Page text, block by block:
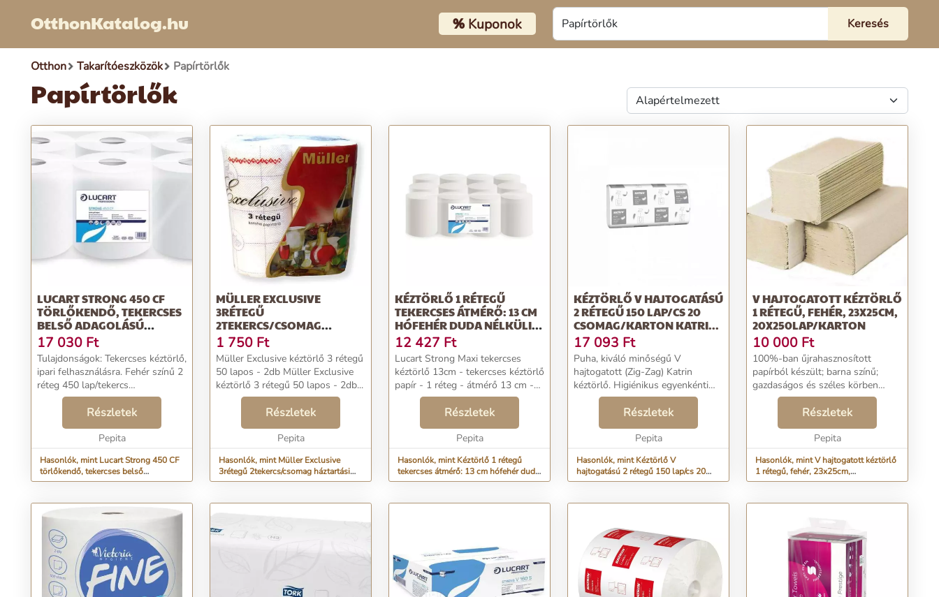
OtthonKatalog.hu %Kuponok
Otthon Takarítóeszközök Papírtörlők
Papírtörlők
LUCART STRONG 450 CF
TÖRLŐKENDŐ, TEKERCSES
BELSŐ ADAGOLÁSÚ
OPTIMU...
17 030 Ft
Tulajdonságok: Tekercses kéztörlő,
ipari felhasználásra. Fehér színű 2
réteg 450 lap/tekercs
Tekercsátmérő: 18,5 cm Lapméret:
20,4x30 cm Tekercshossz: 135 m
6 tekercs/csomag „A korábbi
BokkPaper új m...
Részletek
Pepita
Hasonlók, mint Lucart Strong 450 CF
törlőkendő, tekercses belső
adagolású optimu...
MÜLLER EXCLUSIVE
3RÉTEGŰ
2TEKERCS/CSOMAG
HÁZTARTÁSI PAPÍRTÖRLŐ
1 750 Ft
Müller Exclusive kéztörlő 3 rétegű
50 lapos - 2db Müller Exclusive
kéztörlő 3 rétegű 50 lapos - 2db...
Részletek
Pepita
Hasonlók, mint Müller Exclusive
3rétegű 2tekercs/csomag háztartási
papírtörlő
KÉZTÖRLŐ 1 RÉTEGŰ
TEKERCSES ÁTMÉRŐ: 13 CM
HÓFEHÉR DUDA NÉLKÜLI
12...
12 427 Ft
Lucart Strong Maxi tekercses
kéztörlő 13cm - tekercses kéztörlő
papír - 1 réteg - átmérő 13 cm -
duda nélküli - 110 fm/tekercs - 12
tekercs/karton - 40 zsugor/raklap
Katalóguskód: 45176...
Részletek
Pepita
Hasonlók, mint Kéztörlő 1 rétegű
tekercses átmérő: 13 cm hófehér duda
nélküli 12...
KÉZTÖRLŐ V HAJTOGATÁSÚ
2 RÉTEGŰ 150 LAP/CS 20
CSOMAG/KARTON KATRI...
17 093 Ft
Puha, kiváló minőségű V
hajtogatott (Zig-Zag) Katrin
kéztörlő. Higiénikus egyenkénti
lapadagolás - takarékos
felhasználás. Az alacsony, vagy
közepes forgalmú
mosdóhelyiségekbe ajánljuk.
Részletek
Pepita
Hasonlók, mint Kéztörlő V
hajtogatású 2 rétegű 150 lap/cs 20
csomag/karton Katri...
V HAJTOGATOTT KÉZTÖRLŐ
1 RÉTEGŰ, FEHÉR, 23X25CM,
20X250LAP/KARTON
10 000 Ft
100%-ban űjrahasznosított
papírból készült; barna színű;
gazdaságos és széles körben
használt kéztörlő. V hajtogatott,
így egyszerre csak egy darab
húzható ki. Kéztörlő adagolóban
való használatra opt...
Részletek
Pepita
Hasonlók, mint V hajtogatott kéztörlő
1 rétegű, fehér, 23x25cm,
20x250lap/karton